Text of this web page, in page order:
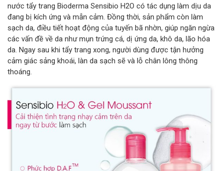
nước tẩy trang Bioderma Sensibio H2O có tác dụng làm dịu da
đang bị kích ứng và mẫn cảm. Đồng thời, sản phẩm còn làm
sạch da, điều tiết hoạt động của tuyến bã nhờn, giúp ngăn ngừa
các vấn đề về da như mụn trứng cá, dị ứng da, khô da, lão hóa
da. Ngay sau khi tẩy trang xong, người dùng được tận hưởng
cảm giác sảng khoái, làn da sạch sẽ và lỗ chân lông thông
thoáng.